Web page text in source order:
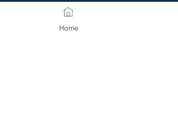
Home
Privatsphäre-Einstellungen